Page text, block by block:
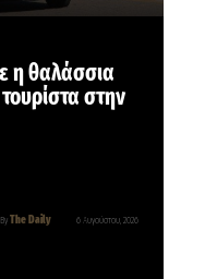
η θαλάσσια
στην
By The Daily 6 Αυγούστου, 2026